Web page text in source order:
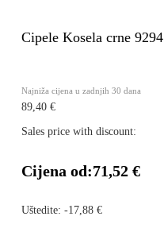
Cipele Kosela crne 9294
Najniža cijena u zadnjih 30 dana
89,40 €
Sales price with discount:
Cijena od:71,52 €
Uštedite: -17,88 €